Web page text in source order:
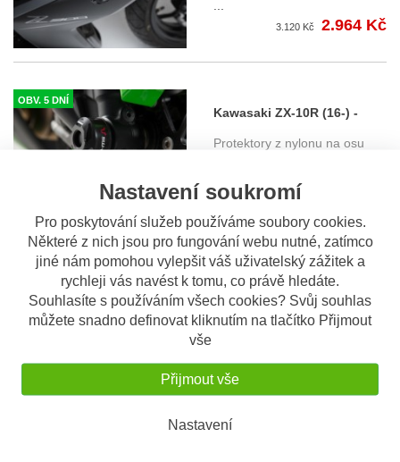
Nastavení soukromí
Pro poskytování služeb používáme soubory cookies.
Některé z nich jsou pro fungování webu nutné, zatímco
jiné nám pomohou vylepšit váš uživatelský zážitek a
rychleji vás navést k tomu, co právě hledáte.
Souhlasíte s používáním všech cookies? Svůj souhlas
můžete snadno definovat kliknutím na tlačítko Přijmout
vše
Přijmout vše
Nastavení
3.120 Kč 2.964 Kč
OBV. 5 DNÍ
Kawasaki ZX-10R (16-) -
protektory na osu předního
Protektory z nylonu na osu
OBV. 5 DNÍ
Kawasaki ZX-10R Ninja (11-)
- padací protektory, SW-
Motech
Kompletní sada sliderů (1pár)
a montážního kitu. Och...
Kawasaki ZX-6R 636 (13-) -